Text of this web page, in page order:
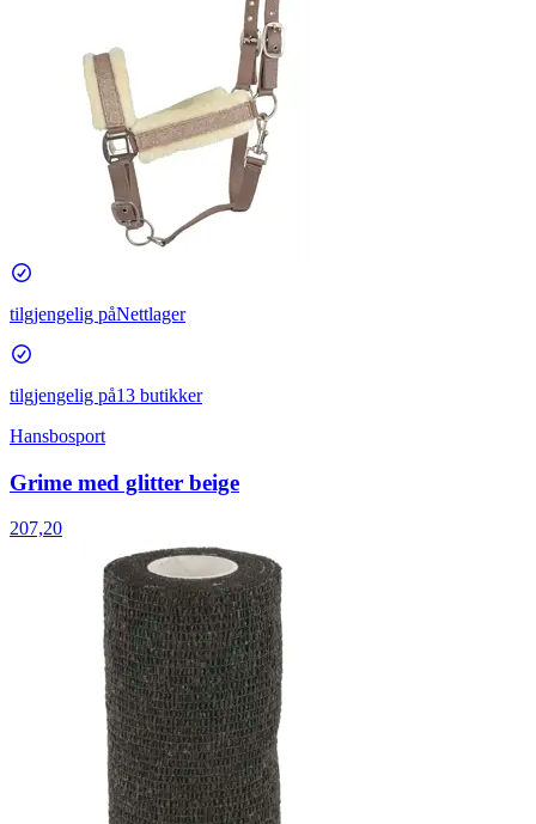
tilgjengelig påNettlager
tilgjengelig på13 butikker
Hansbosport
Grime med glitter beige
207,20